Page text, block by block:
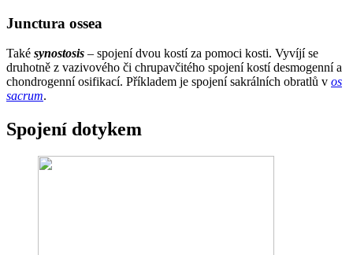
Junctura ossea
Také synostosis – spojení dvou kostí za pomoci kosti. Vyvíjí se
druhotně z vazivového či chrupavčitého spojení kostí desmogenní a
chondrogenní osifikací. Příkladem je spojení sakrálních obratlů v os
sacrum.
Spojení dotykem